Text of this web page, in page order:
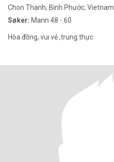
Chon Thanh, Bình Phước, Vietnam
Søker: Mann 48 - 60
Hòa đồng, vui vẻ ,trung thực